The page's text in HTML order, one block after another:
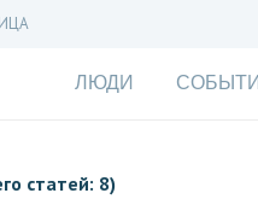
ЛЮДИ
статей: 8)